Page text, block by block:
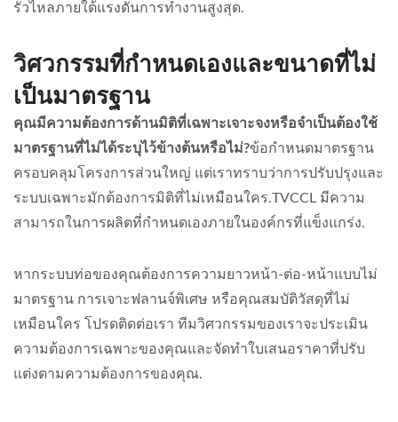
รั่วไหลภายใต้แรงดันการทำงานสูงสุด.
วิศวกรรมที่กำหนดเองและขนาดที่ไม่
เป็นมาตรฐาน
คุณมีความต้องการด้านมิติที่เฉพาะเจาะจงหรือจำเป็นต้องใช้
มาตรฐานที่ไม่ได้ระบุไว้ข้างต้นหรือไม่?ข้อกำหนดมาตรฐาน
ครอบคลุมโครงการส่วนใหญ่ แต่เราทราบว่าการปรับปรุงและ
ระบบเฉพาะมักต้องการมิติที่ไม่เหมือนใคร.TVCCL มีความ
สามารถในการผลิตที่กำหนดเองภายในองค์กรที่แข็งแกร่ง.
หากระบบท่อของคุณต้องการความยาวหน้า-ต่อ-หน้าแบบไม่
มาตรฐาน การเจาะฟลานจ์พิเศษ หรือคุณสมบัติวัสดุที่ไม่
เหมือนใคร โปรดติดต่อเรา ทีมวิศวกรรมของเราจะประเมิน
ความต้องการเฉพาะของคุณและจัดทำใบเสนอราคาที่ปรับ
แต่งตามความต้องการของคุณ.